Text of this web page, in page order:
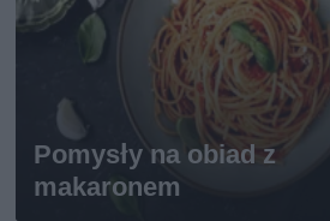
Pomysły na obiad z
makaronem